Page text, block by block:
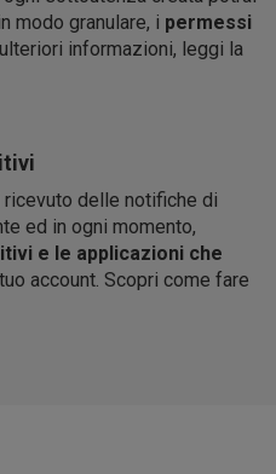
modo granulare, i permessi
informazioni, leggi la
delle notifiche di
ed in ogni momento,
e le applicazioni che
account. Scopri come fare